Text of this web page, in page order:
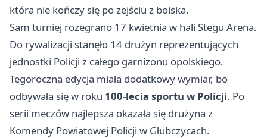
która nie kończy się po zejściu z boiska.
Sam turniej rozegrano 17 kwietnia w hali Stegu Arena.
Do rywalizacji stanęło 14 drużyn reprezentujących
jednostki Policji z całego garnizonu opolskiego.
Tegoroczna edycja miała dodatkowy wymiar, bo
odbywała się w roku 100-lecia sportu w Policji. Po
serii meczów najlepsza okazała się drużyna z
Komendy Powiatowej Policji w Głubczycach.